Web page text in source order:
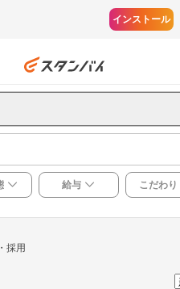
インストール
給与 こだわり
採用